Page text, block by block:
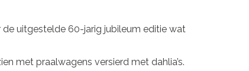
uitgestelde 60-jarig jubileum editie wat
met praalwagens versierd met dahlia’s.